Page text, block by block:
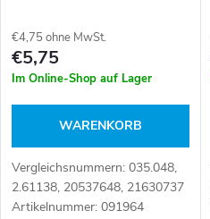
€4,75 ohne MwSt.
€5,75
Im Online-Shop auf Lager
WARENKORB
Vergleichsnummern: 035.048,
2.61138, 20537648, 21630737
Artikelnummer: 091964